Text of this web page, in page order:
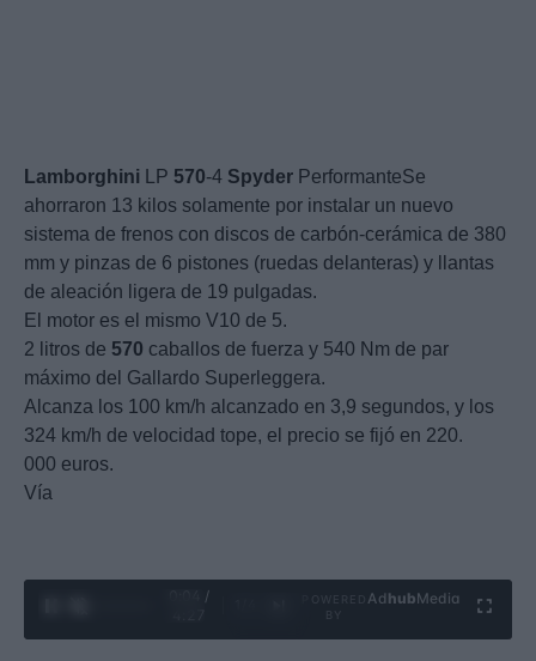
Lamborghini LP 570-4 Spyder PerformanteSe
ahorraron 13 kilos solamente por instalar un nuevo
sistema de frenos con discos de carbón-cerámica de 380
mm y pinzas de 6 pistones (ruedas delanteras) y llantas
de aleación ligera de 19 pulgadas.
El motor es el mismo V10 de 5.
2 litros de 570 caballos de fuerza y 540 Nm de par
máximo del Gallardo Superleggera.
Alcanza los 100 km/h alcanzado en 3,9 segundos, y los
324 km/h de velocidad tope, el precio se fijó en 220.
000 euros.
Vía
0:05 /
Ad hubMedia